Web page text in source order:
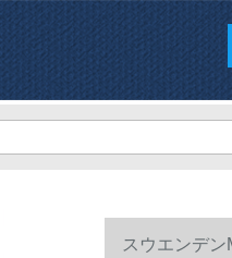
スウエンデ